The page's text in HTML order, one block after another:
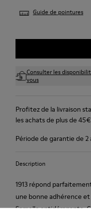
Guide de pointures
Consulter les
vous
Profitez de la livraison
les achats de plus de
Période de garantie de 2
Description
1913 répond
une bonne adhérence
Semelle antidérapante.